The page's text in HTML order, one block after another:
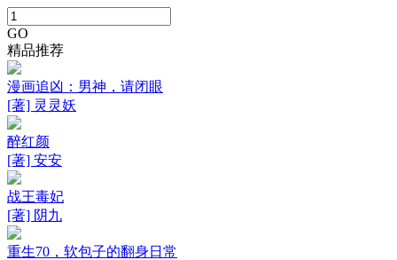
GO
精品推荐
漫画追凶：男神，请闭眼
[著] 灵灵妖
醉红颜
[著] 安安
战王毒妃
[著] 阴九
重生70，软包子的翻身日常